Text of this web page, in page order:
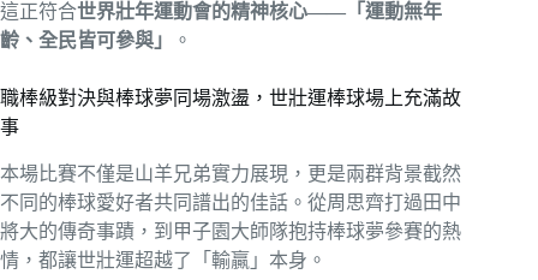
這正符合世界壯年運動會的精神核心——「運動無年
齡、全民皆可參與」
。
職棒級對決與棒球夢同場激盪，世壯運棒球場上充滿故
事
本場比賽不僅是山羊兄弟實力展現，更是兩群背景截然
不同的棒球愛好者共同譜出的佳話。從周思齊打過田中
將大的傳奇事蹟，到甲子園大師隊抱持棒球夢參賽的熱
情，都讓世壯運超越了「輸贏」本身。